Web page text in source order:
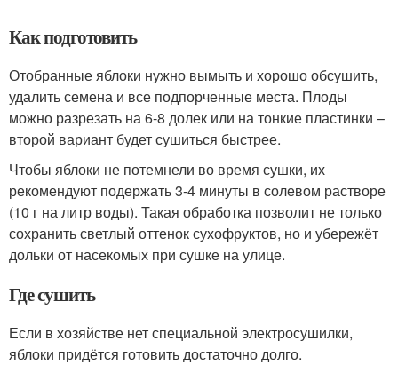
Как подготовить
Отобранные яблоки нужно вымыть и хорошо обсушить,
удалить семена и все подпорченные места. Плоды
можно разрезать на 6-8 долек или на тонкие пластинки –
второй вариант будет сушиться быстрее.
Чтобы яблоки не потемнели во время сушки, их
рекомендуют подержать 3-4 минуты в солевом растворе
(10 г на литр воды). Такая обработка позволит не только
сохранить светлый оттенок сухофруктов, но и убережёт
дольки от насекомых при сушке на улице.
Где сушить
Если в хозяйстве нет специальной электросушилки,
яблоки придётся готовить достаточно долго.